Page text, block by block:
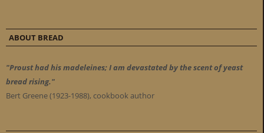
ABOUT BREAD
"Proust had his madeleines; I am devastated by the scent of yeast
bread rising."
Bert Greene (1923-1988), cookbook author